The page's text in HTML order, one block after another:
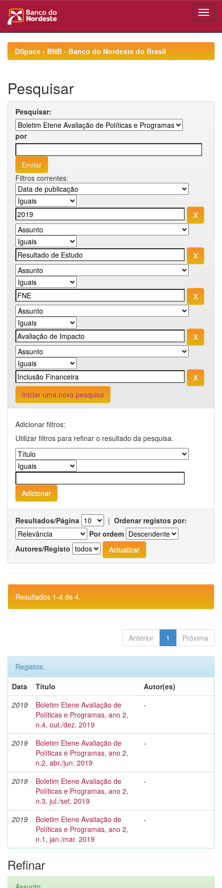
navigationDSpace - BNB - Banco do Nordeste do Brasil
Pesquisar
Pesquisar:
por
Filtros correntes:
Iniciar uma nova pesquisa
Adicionar filtros:
Utilizar filtros para refinar o resultado da pesquisa.
Resultados/Página | Ordenar registos por:
Por ordem
Autores/Registo
Resultados 1-4 de 4.
Anterior 1 Próxima
Registos:
Data
Título
Autor(es)
2019
Boletim Etene Avaliação de
Políticas e Programas, ano 2,
n.4, out./dez. 2019
-
2019
Boletim Etene Avaliação de
Políticas e Programas, ano 2,
n.2, abr./jun. 2019
-
2019
Boletim Etene Avaliação de
Políticas e Programas, ano 2,
n.3, jul./set. 2019
-
2019
Boletim Etene Avaliação de
Políticas e Programas, ano 2,
n.1, jan./mar. 2019
-
Refinar